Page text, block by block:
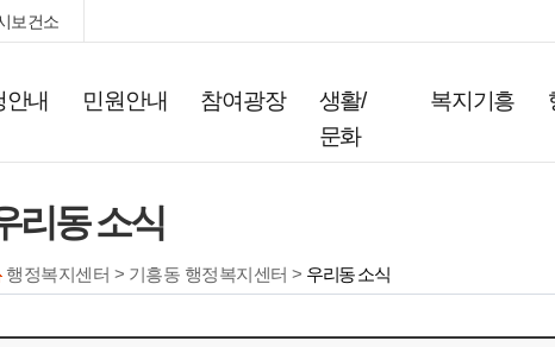
보건소
안내 민원안내 참여광장
생활/
문화
복지기흥
리동 소식
행정복지센터 > 기흥동 행정복지센터 > 우리동 소식